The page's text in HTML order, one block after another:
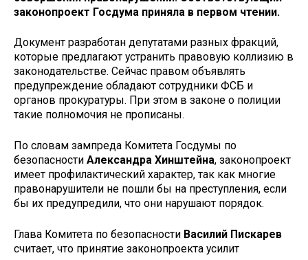
законопроект Госдума приняла в первом чтении.
Документ разработан депутатами разных фракций,
которые предлагают устранить правовую коллизию в
законодательстве. Сейчас правом объявлять
предупреждение обладают сотрудники ФСБ и
органов прокуратуры. При этом в законе о полиции
такие полномочия не прописаны.
По словам зампреда Комитета Госдумы по
безопасности Александра Хинштейна, законопроект
имеет профилактический характер, так как многие
правонарушители не пошли бы на преступления, если
бы их предупредили, что они нарушают порядок.
Глава Комитета по безопасности Василий Пискарев
считает, что принятие законопроекта усилит